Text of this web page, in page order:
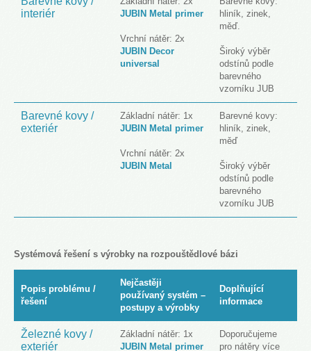
interiér
JUBIN Metal primer
Vrchní nátěr: 2x
JUBIN Decor
universal
hliník, zinek,
měď.
Široký výběr
odstínů podle
barevného
vzorníku JUB
Barevné kovy /
exteriér
Základní nátěr: 1x
JUBIN Metal primer
Vrchní nátěr: 2x
JUBIN Metal
Barevné kovy:
hliník, zinek,
měď
Široký výběr
odstínů podle
barevného
vzorníku JUB
Systémová řešení s výrobky na rozpouštědlové bázi
Popis problému /
řešení
Nejčastěji
používaný systém –
postupy a výrobky
Doplňující
informace
Železné kovy /
exteriér
Základní nátěr: 1x
JUBIN Metal primer
Doporučujeme
pro nátěry více